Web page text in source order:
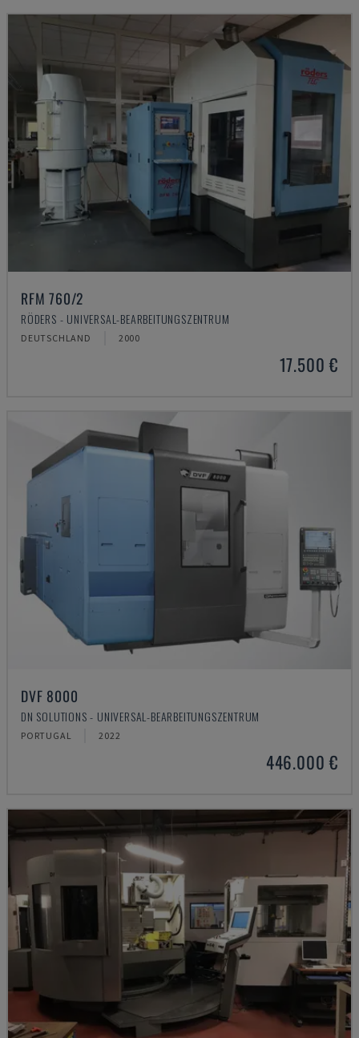
RFM 760/2
RÖDERS - UNIVERSAL-BEARBEITUNGSZENTRUM
DEUTSCHLAND 2000
17.500 €
DVF 8000
DN SOLUTIONS - UNIVERSAL-BEARBEITUNGSZENTRUM
PORTUGAL 2022
446.000 €